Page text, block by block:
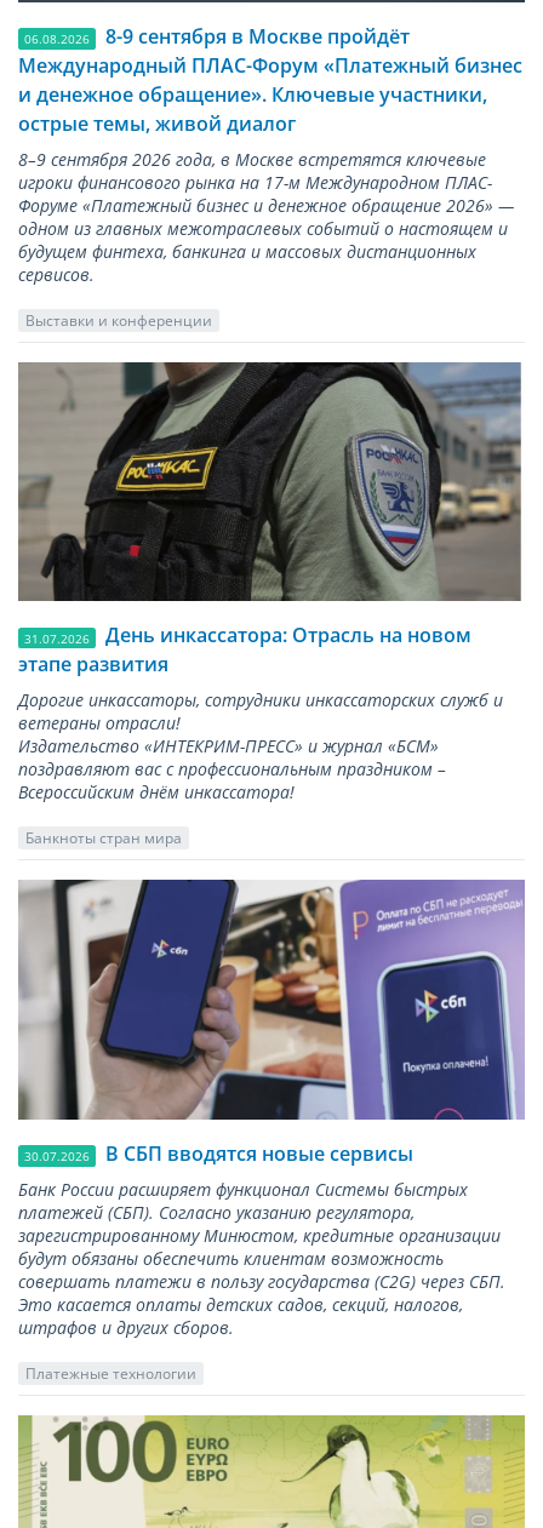
06.08.2026
8-9 сентября в Москве пройдёт
Международный ПЛАС-Форум «Платежный бизнес
и денежное обращение». Ключевые участники,
острые темы, живой диалог
8–9 сентября 2026 года, в Москве встретятся ключевые
игроки финансового рынка на 17-м Международном ПЛАС-
Форуме «Платежный бизнес и денежное обращение 2026» —
одном из главных межотраслевых событий о настоящем и
будущем финтеха, банкинга и массовых дистанционных
сервисов.
Выставки и конференции
31.07.2026
День инкассатора: Отрасль на новом
этапе развития
Дорогие инкассаторы, сотрудники инкассаторских служб и
ветераны отрасли!
Издательство «ИНТЕКРИМ-ПРЕСС» и журнал «БСМ»
поздравляют вас с профессиональным праздником –
Всероссийским днём инкассатора!
Банкноты стран мира
30.07.2026 В СБП вводятся новые сервисы
Банк России расширяет функционал Системы быстрых
платежей (СБП). Согласно указанию регулятора,
зарегистрированному Минюстом, кредитные организации
будут обязаны обеспечить клиентам возможность
совершать платежи в пользу государства (С2G) через СБП.
Это касается оплаты детских садов, секций, налогов,
штрафов и других сборов.
Платежные технологии